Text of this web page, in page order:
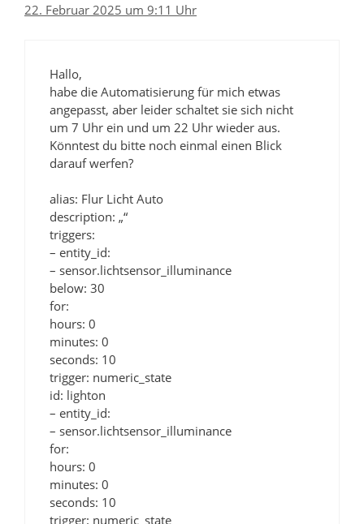
22. Februar 2025 um 9:11 Uhr
Hallo,
habe die Automatisierung für mich etwas
angepasst, aber leider schaltet sie sich nicht
um 7 Uhr ein und um 22 Uhr wieder aus.
Könntest du bitte noch einmal einen Blick
darauf werfen?
alias: Flur Licht Auto
description: „“
triggers:
– entity_id:
– sensor.lichtsensor_illuminance
below: 30
for:
hours: 0
minutes: 0
seconds: 10
trigger: numeric_state
id: lighton
– entity_id:
– sensor.lichtsensor_illuminance
for:
hours: 0
minutes: 0
seconds: 10
trigger: numeric_state